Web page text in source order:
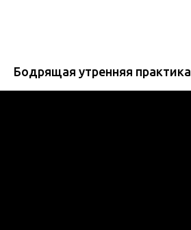
Бодрящая утренняя практика